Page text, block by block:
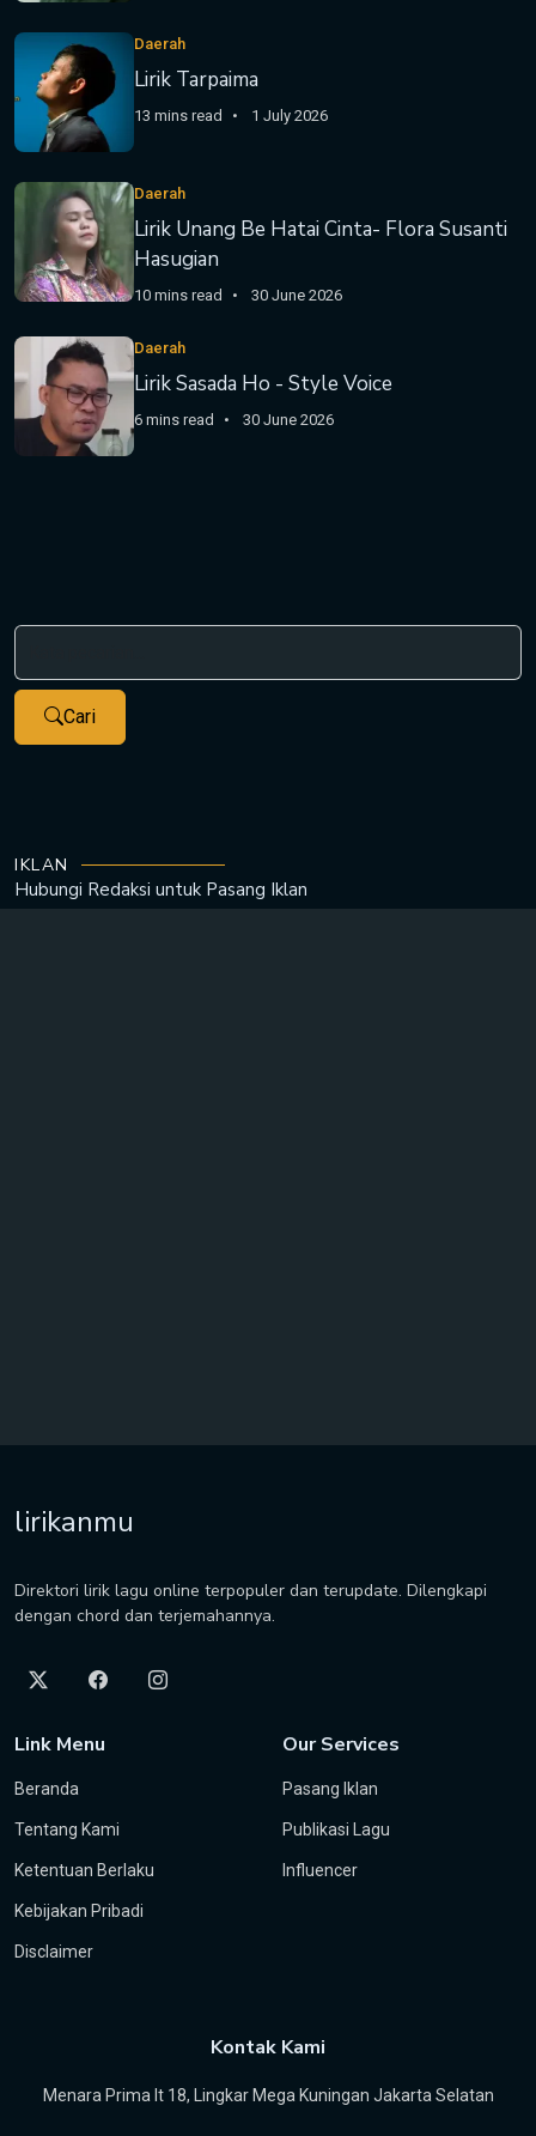
Daerah
Lirik Tarpaima
13 mins read 1 July 2026
Daerah
Lirik Unang Be Hatai Cinta- Flora Susanti
Hasugian
10 mins read 30 June 2026
Daerah
Lirik Sasada Ho - Style Voice
6 mins read 30 June 2026
Cari
IKLAN
Hubungi Redaksi untuk Pasang Iklan
lirikanmu
Direktori lirik lagu online terpopuler dan terupdate. Dilengkapi
dengan chord dan terjemahannya.
Link Menu
Beranda
Tentang Kami
Ketentuan Berlaku
Kebijakan Pribadi
Disclaimer
Our Services
Pasang Iklan
Publikasi Lagu
Influencer
Kontak Kami
Menara Prima lt 18, Lingkar Mega Kuningan Jakarta Selatan